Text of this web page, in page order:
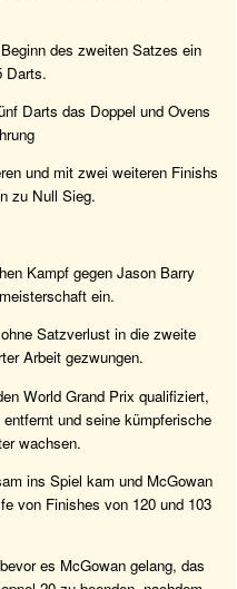
des zweiten Satzes ein
Darts.
Darts das Doppel und Ovens
und mit zwei weiteren Finishs
zu Null Sieg.
Kampf gegen Jason Barry
ein.
Satzverlust in die zweite
Arbeit gezwungen.
World Grand Prix qualifiziert,
und seine kümpferische
wachsen.
ins Spiel kam und McGowan
von Finishes von 120 und 103
es McGowan gelang, das